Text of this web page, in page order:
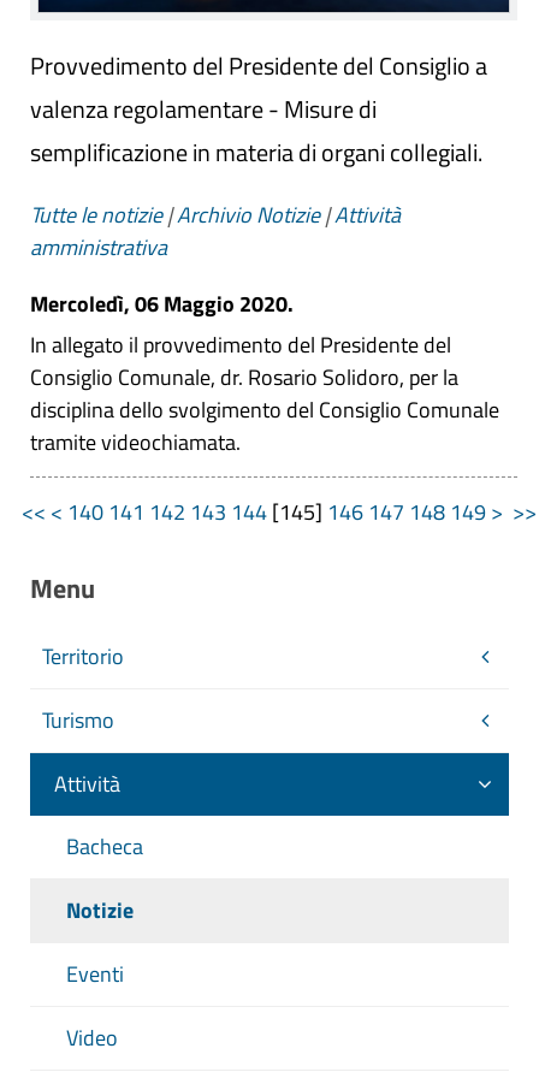
Provvedimento del Presidente del Consiglio a
valenza regolamentare - Misure di
semplificazione in materia di organi collegiali.
Tutte le notizie|Archivio Notizie|Attività
amministrativa
Mercoledì, 06 Maggio 2020.
In allegato il provvedimento del Presidente del
Consiglio Comunale, dr. Rosario Solidoro, per la
disciplina dello svolgimento del Consiglio Comunale
tramite videochiamata.
<< < 140 141 142 143 144[145] 146 147 148 149>
Menu
Territorio
Turismo
Attività
Bacheca
Notizie
Eventi
Video